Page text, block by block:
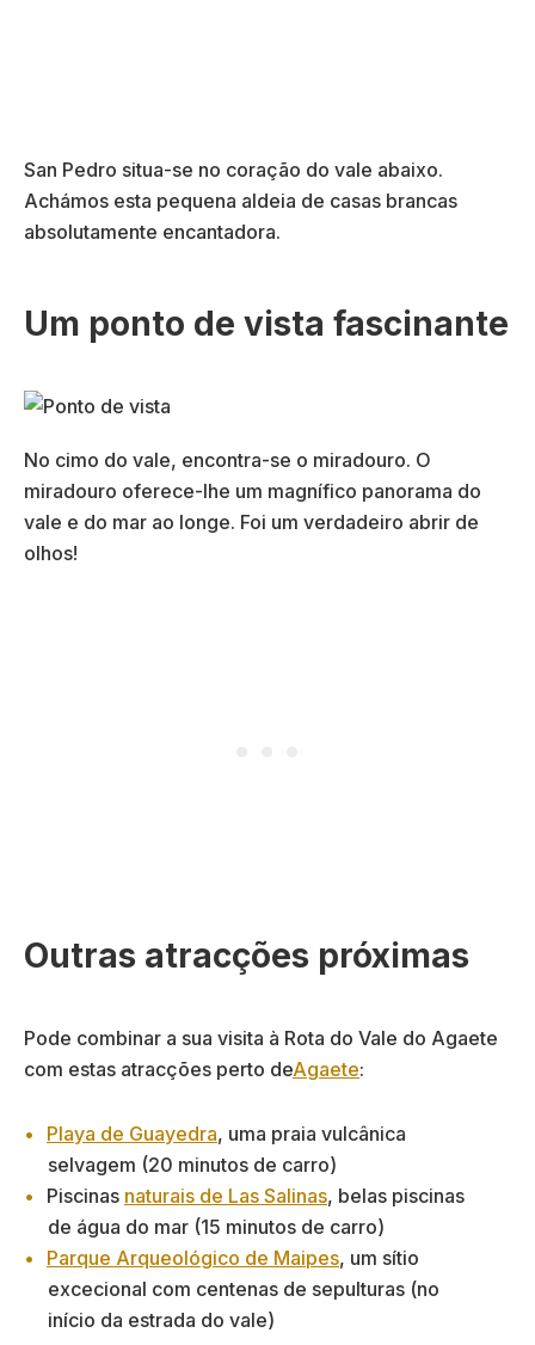
San Pedro situa-se no coração do vale abaixo.
Achámos esta pequena aldeia de casas brancas
absolutamente encantadora.
Um ponto de vista fascinante
No cimo do vale, encontra-se o miradouro. O
miradouro oferece-lhe um magnífico panorama do
vale e do mar ao longe. Foi um verdadeiro abrir de
olhos!
Outras atracções próximas
Pode combinar a sua visita à Rota do Vale do Agaete
com estas atracções perto deAgaete:
Playa de Guayedra, uma praia vulcânica
selvagem (20 minutos de carro)
Piscinas naturais de Las Salinas, belas piscinas
de água do mar (15 minutos de carro)
Parque Arqueológico de Maipes, um sítio
excecional com centenas de sepulturas (no
início da estrada do vale)